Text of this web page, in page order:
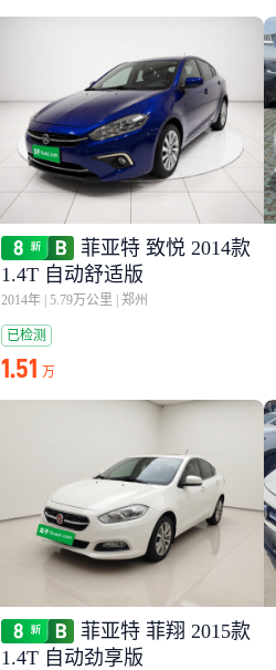
菲亚特 致悦 2014款
1.4T 自动舒适版
2014年 5.79万公里 郑州
已检测
1.51 万
菲亚特 菲翔 2015款
1.4T 自动劲享版